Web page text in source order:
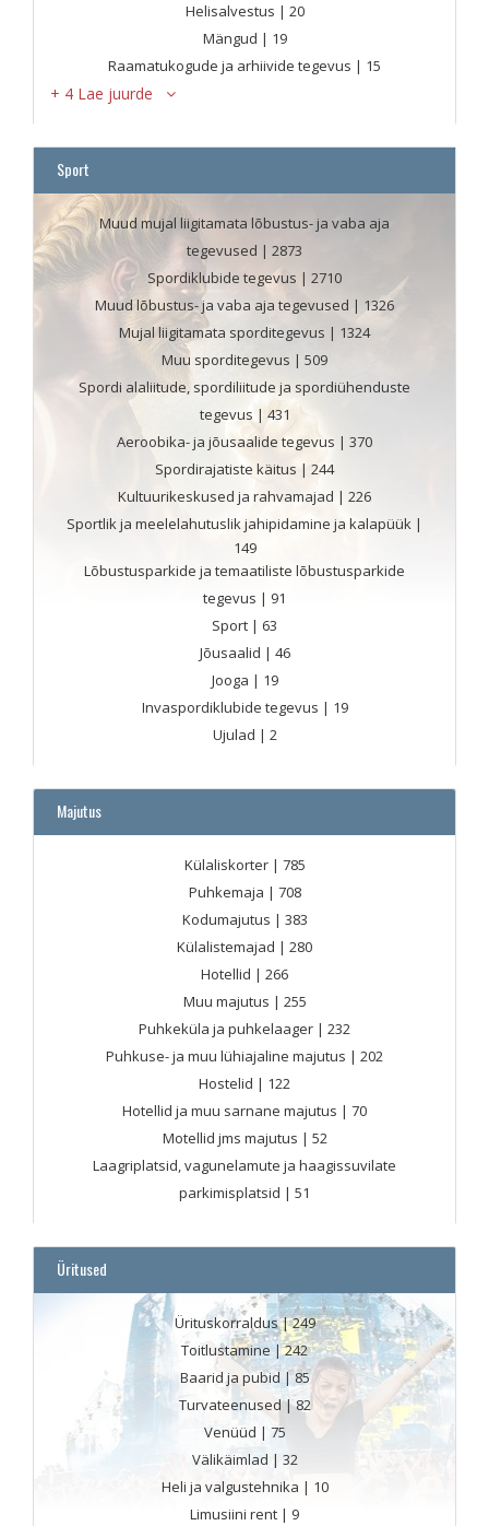
Helisalvestus | 20
Mängud | 19
Raamatukogude ja arhiivide tegevus | 15
+ 4 Lae juurde
Sport
Muud mujal liigitamata lõbustus- ja vaba aja
tegevused | 2873
Spordiklubide tegevus | 2710
Muud lõbustus- ja vaba aja tegevused | 1326
Mujal liigitamata sporditegevus | 1324
Muu sporditegevus | 509
Spordi alaliitude, spordiliitude ja spordiühenduste
tegevus | 431
Aeroobika- ja jõusaalide tegevus | 370
Spordirajatiste käitus | 244
Kultuurikeskused ja rahvamajad | 226
Sportlik ja meelelahutuslik jahipidamine ja kalapüük |
149
Lõbustusparkide ja temaatiliste lõbustusparkide
tegevus | 91
Sport | 63
Jõusaalid | 46
Jooga | 19
Invaspordiklubide tegevus | 19
Ujulad | 2
Majutus
Külaliskorter | 785
Puhkemaja | 708
Kodumajutus | 383
Külalistemajad | 280
Hotellid | 266
Muu majutus | 255
Puhkeküla ja puhkelaager | 232
Puhkuse- ja muu lühiajaline majutus | 202
Hostelid | 122
Hotellid ja muu sarnane majutus | 70
Motellid jms majutus | 52
Laagriplatsid, vagunelamute ja haagissuvilate
parkimisplatsid | 51
Üritused
Ürituskorraldus| 249
Toitlustamine | 242
Baarid ja pubid | 85
Turvateenused| 82
Venüüd | 75
Välikäimlad | 32
Heli ja valgustehnika | 10
Limusiini rent | 9